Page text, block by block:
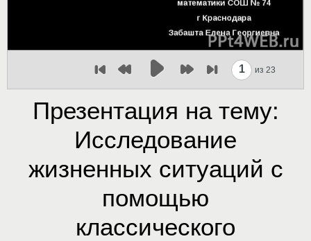
1 из 23
Презентация на тему:
Исследование
жизненных ситуаций с
помощью
классического